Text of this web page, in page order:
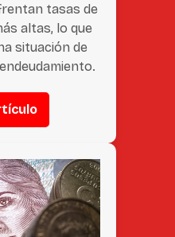
tasas de
altas, lo que
situación de